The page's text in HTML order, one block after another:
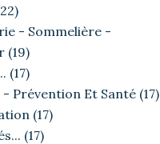
- Sommelière -
(19)
(17)
- Prévention Et Santé (17)
(17)
(17)